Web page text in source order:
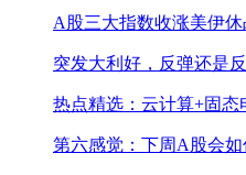
A股三大指数收涨美伊
突发大利好，反弹还是
热点精选：云计算+固态
第六感觉：下周A股会如